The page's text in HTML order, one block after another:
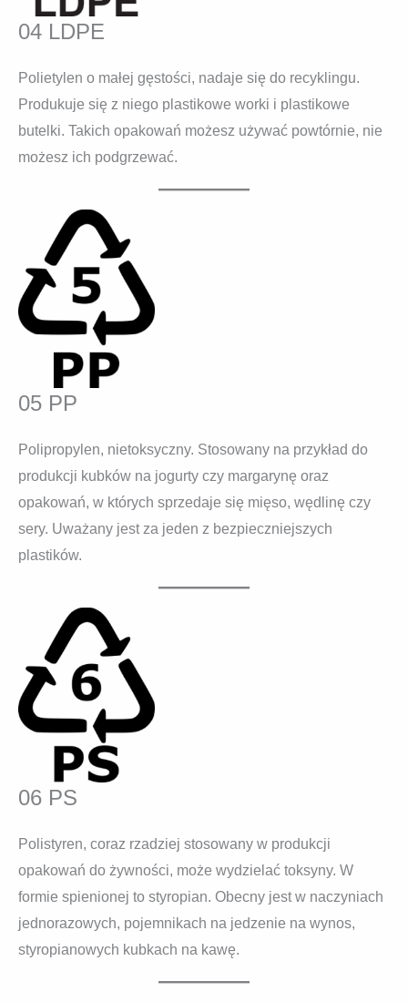
04 LDPE
Polietylen o małej gęstości, nadaje się do recyklingu.
Produkuje się z niego plastikowe worki i plastikowe
butelki. Takich opakowań możesz używać powtórnie, nie
możesz ich podgrzewać.
05 PP
Polipropylen, nietoksyczny. Stosowany na przykład do
produkcji kubków na jogurty czy margarynę oraz
opakowań, w których sprzedaje się mięso, wędlinę czy
sery. Uważany jest za jeden z bezpieczniejszych
plastików.
06 PS
Polistyren, coraz rzadziej stosowany w produkcji
opakowań do żywności, może wydzielać toksyny. W
formie spienionej to styropian. Obecny jest w naczyniach
jednorazowych, pojemnikach na jedzenie na wynos,
styropianowych kubkach na kawę.